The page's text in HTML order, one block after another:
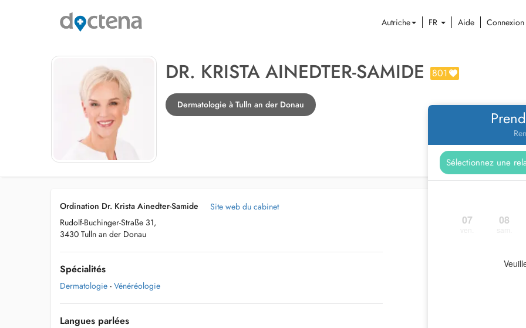
Autriche FR Aide Connexion
DR. KRISTA AINEDTER-SAMIDE 801
Dermatologie à Tulln an der Donau
07 08
Ordination Dr. Krista Ainedter-Samide
Rudolf-Buchinger-Straße 31,
3430 Tulln an der Donau
Site web du cabinet
Spécialités
Dermatologie - Vénéréologie
Langues parlées